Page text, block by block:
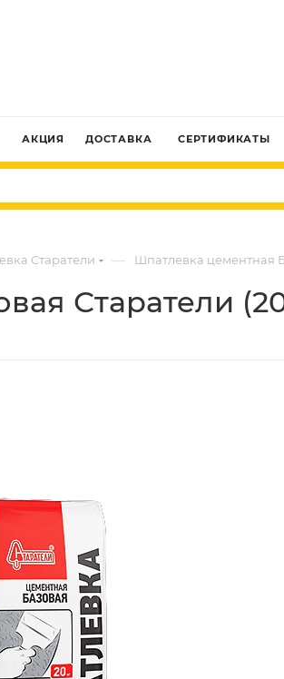
АКЦИЯ ДОСТАВКА СЕРТИФИКАТЫ
Старатели — Шпатлевка цементная
Старатели